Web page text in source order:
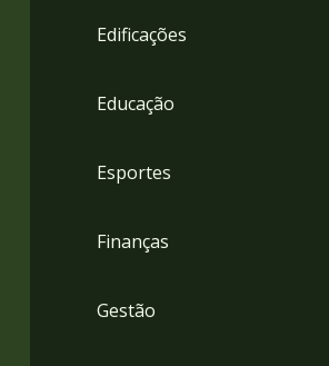
Edificações
Educação
Esportes
Finanças
Gestão